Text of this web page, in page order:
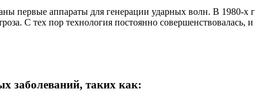
первые аппараты для генерации ударных волн. В 1980-
С тех пор технология постоянно
заболеваний, таких как: